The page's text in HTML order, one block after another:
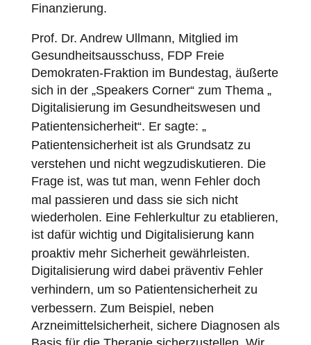
Finanzierung.
Prof. Dr. Andrew Ullmann, Mitglied im
Gesundheitsausschuss, FDP Freie
Demokraten-Fraktion im Bundestag, äußerte
sich in der „Speakers Corner“ zum Thema „
Digitalisierung im Gesundheitswesen und
Patientensicherheit“. Er sagte: „
Patientensicherheitist als Grundsatz zu
verstehen und nicht wegzudiskutieren. Die
Frage ist, was tut man, wenn Fehlerdoch
mal passieren und dass sie sich nicht
wiederholen. Eine Fehlerkultur zu etablieren,
ist dafür wichtig und Digitalisierung kann
proaktiv mehr Sicherheit gewährleisten.
Digitalisierung wird dabei präventiv Fehler
verhindern, um so Patientensicherheitzu
verbessern. Zum Beispiel, neben
Arzneimittelsicherheit, sichere Diagnosen als